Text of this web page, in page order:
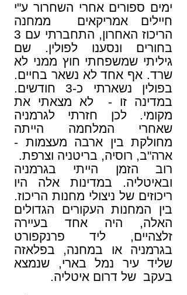
ימים ספורים אחרי השחרור ע"י
חיילים אמריקאים ממחנה
הריכוז האחרון, התחברתי עם 3
בחורים ונסענו לפולין. שם
גיליתי שמשפחתי חוץ ממני לא
שרד. אף אחד לא נשאר בחיים.
בפולין נשארתי כ-3 חודשים.
במדינה זו - לא מצאתי את
מקומי. לכן חזרתי לגרמניה
שאחרי המלחמה הייתה
מחולקת בין ארבה מעצמות -
ארה"ב, רוסיה, בריטניה וצרפת.
רוב הזמן הייתי בגרמניה
ובאיטליה. במדינות אלה היו
ריכוזים של ניצולי מחנות הריכוז.
בין המחנות העקורים הגדולים
האלה, היה אחד בעיירה
זלצהיים, ליד פרנקפורט
בגרמניה או במחנה, בפלאזה
שליד עיר נמל בארי, שנמצא
בעקב של דרום איטליה.